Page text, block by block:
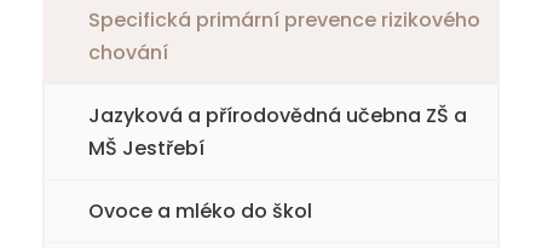
6. třída
8. třída
9. třída
Specifická primární prevence rizikového
chování
Jazyková a přírodovědná učebna ZŠ a
MŠ Jestřebí
Ovoce a mléko do škol